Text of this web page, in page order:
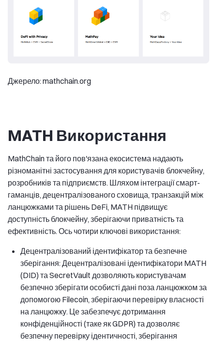
Джерело: mathchain.org
MATH Використання
MathChain та його пов'язана екосистема надають
різноманітні застосування для користувачів блокчейну,
розробників та підприємств. Шляхом інтеграції смарт-
гаманців, децентралізованого сховища, транзакцій між
ланцюжками та рішень DeFi, MATH підвищує
доступність блокчейну, зберігаючи приватність та
ефективність. Ось чотири ключові використання:
Децентралізований ідентифікатор та безпечне
зберігання: Децентралізовані ідентифікатори MATH
(DID) та SecretVault дозволяють користувачам
безпечно зберігати особисті дані поза ланцюжком за
допомогою Filecoin, зберігаючи перевірку власності
на ланцюжку. Це забезпечує дотримання
конфіденційності (таке як GDPR) та дозволяє
безпечну перевірку ідентичності, зберігання